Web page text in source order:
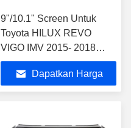
9"/10.1" Screen Untuk
Toyota HILUX REVO
VIGO IMV 2015- 2018
Mobil Multimedia Stereo
Dapatkan Harga